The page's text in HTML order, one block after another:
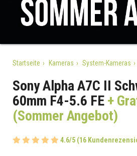
Startseite Kameras System-Kameras
Sony Alpha A7C II
60mm F4-5.6 FE+
(Sommer Angebot)
4.6/5 (16